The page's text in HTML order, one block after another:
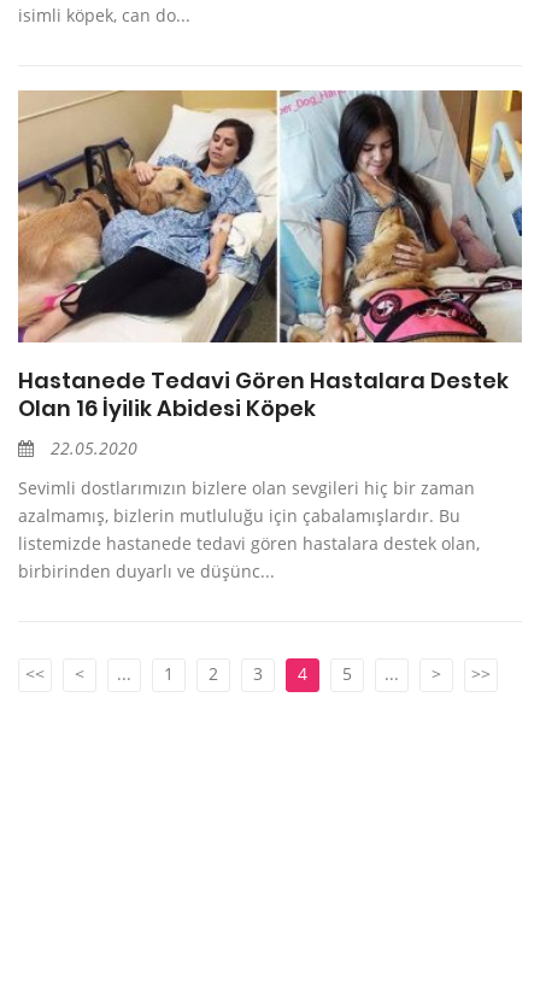
isimli köpek, can do...
Hastanede Tedavi Gören Hastalara Destek
Olan 16 İyilik Abidesi Köpek
22.05.2020
Sevimli dostlarımızın bizlere olan sevgileri hiç bir zaman
azalmamış, bizlerin mutluluğu için çabalamışlardır. Bu
listemizde hastanede tedavi gören hastalara destek olan,
birbirinden duyarlı ve düşünc...
<< < ... 1 2 3 4 5 ... > >>